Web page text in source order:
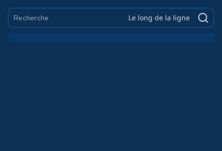
Le long de la ligne